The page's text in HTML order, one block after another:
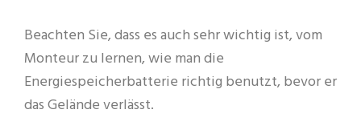
Beachten Sie, dass es auch sehr wichtig ist, vom
Monteur zu lernen, wie man die
Energiespeicherbatterie richtig benutzt, bevor er
das Gelände verlässt.